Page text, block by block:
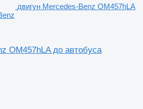
двигун Mercedes-Benz OM457hLA
OM457hLA до автобуса